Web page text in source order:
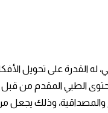
له القدرة على تحويل
الطبي المقدم من
وذلك يجعل